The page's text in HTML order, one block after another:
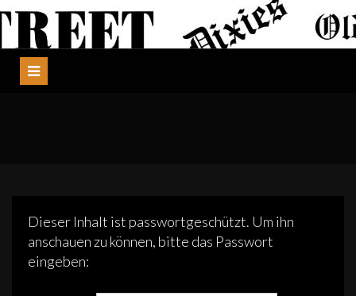
Skip
to
contentWALLSTREET DIXIES
Jazz Dixieland Swing
Dieser Inhalt ist passwortgeschützt. Um ihn
anschauen zu können, bitte das Passwort
eingeben: